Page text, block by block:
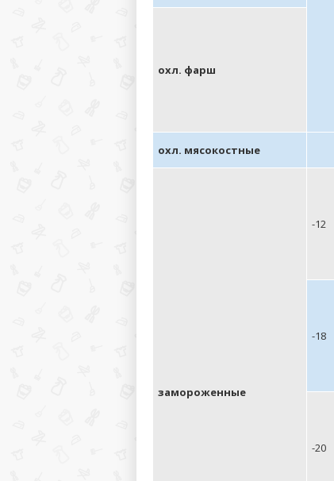
охл. фарш
охл. мясокостные
замороженные
-12
-18
-20